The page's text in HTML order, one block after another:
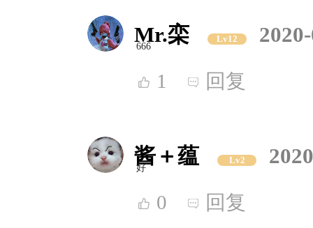
Mr.栾 Lv12
666
1 回复
酱＋蕴 Lv2
好
0 回复